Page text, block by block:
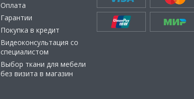
Оплата
Гарантии
Покупка в кредит
Видеоконсультация со
специалистом
Выбор ткани для мебели
без визита в магазин